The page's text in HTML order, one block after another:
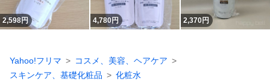
2,598円 4,780円 2,370円
Yahoo!フリマ
コスメ、美容、ヘアケア
スキンケア、基礎化粧品
化粧水